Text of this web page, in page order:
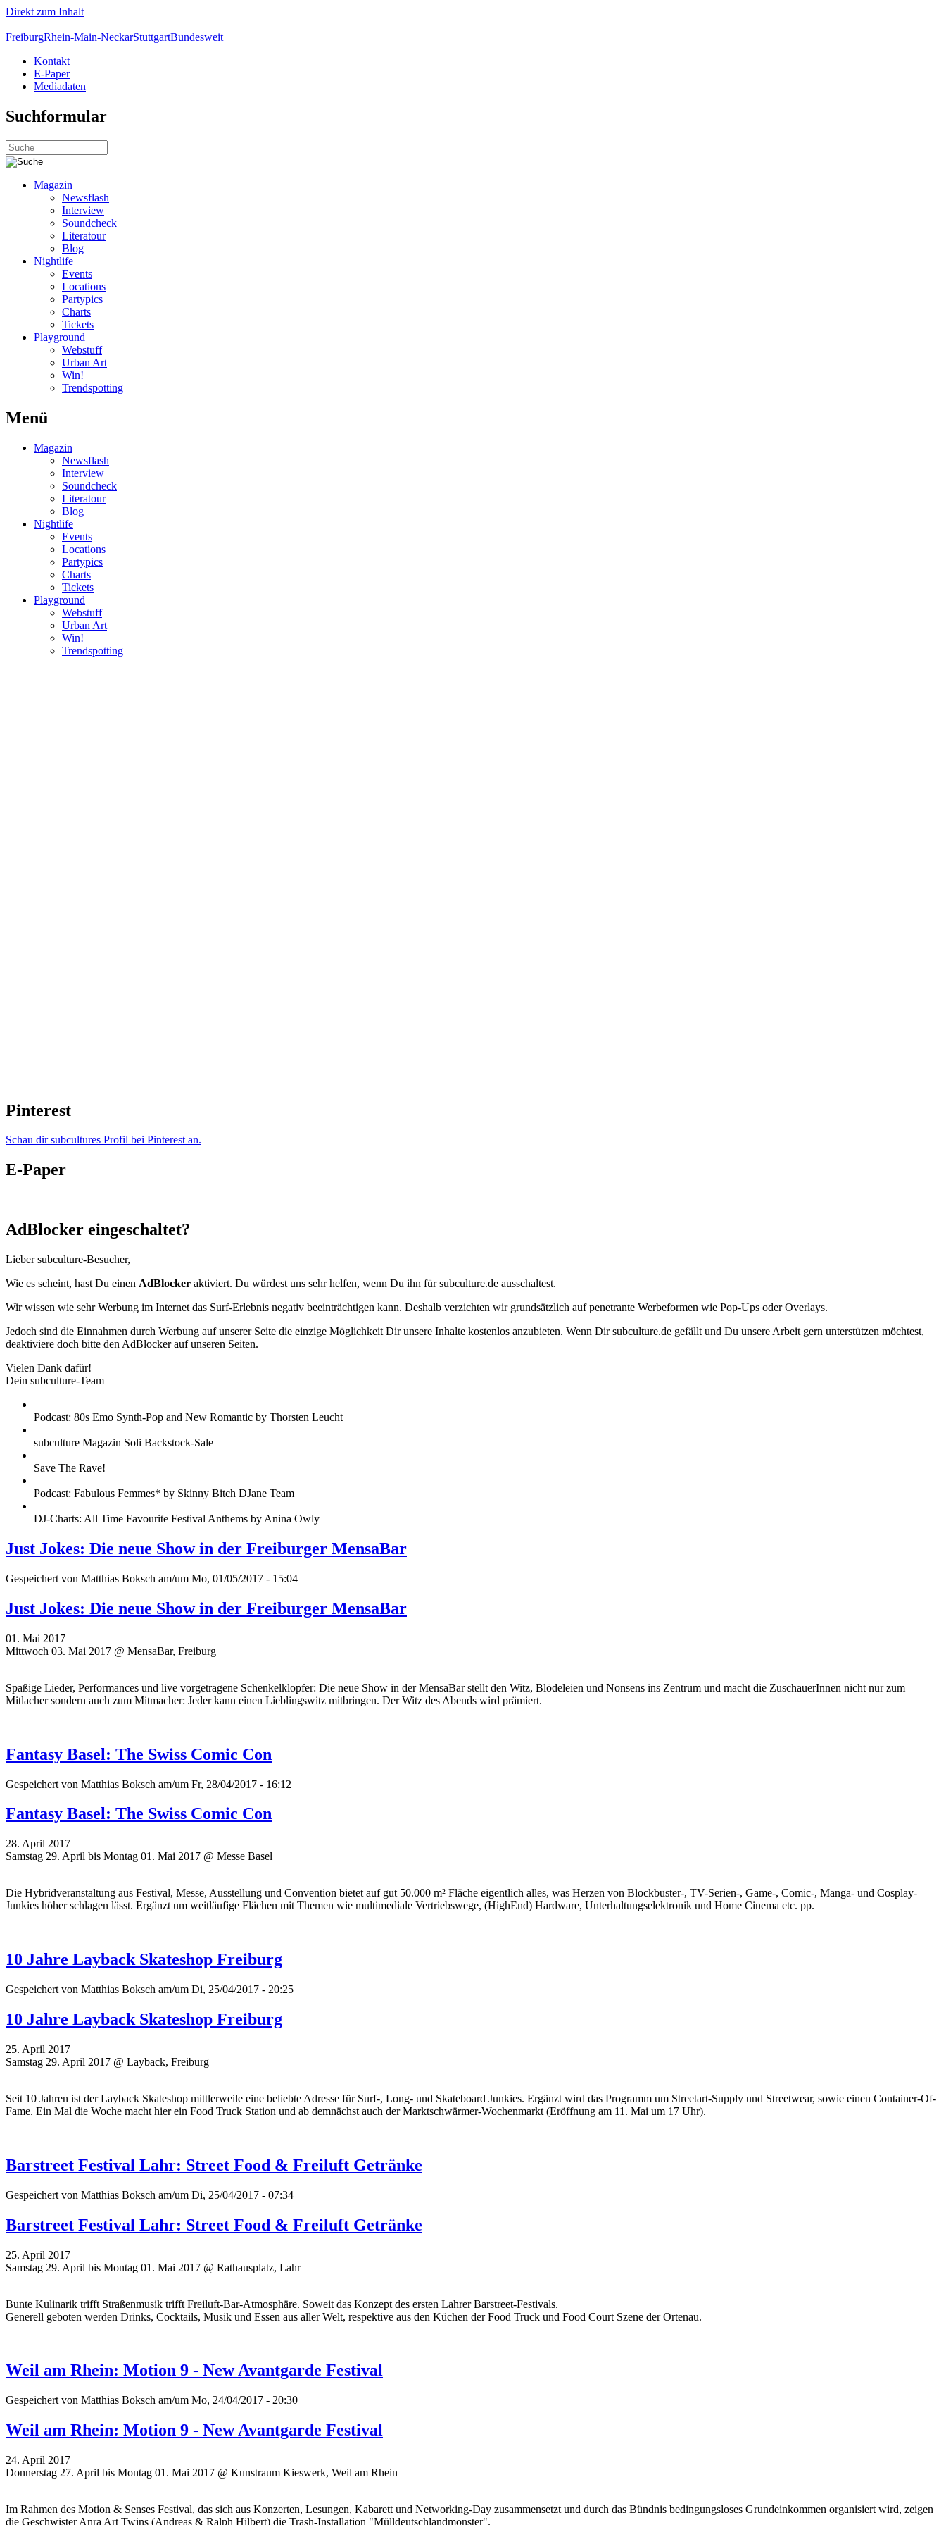
Direkt zum Inhalt
FreiburgRhein-Main-NeckarStuttgartBundesweit
Kontakt
E-Paper
Mediadaten
Suchformular
Magazin
Newsflash
Interview
Soundcheck
Literatour
Blog
Nightlife
Events
Locations
Partypics
Charts
Tickets
Playground
Webstuff
Urban Art
Win!
Trendspotting
Menü
Magazin
Newsflash
Interview
Soundcheck
Literatour
Blog
Nightlife
Events
Locations
Partypics
Charts
Tickets
Playground
Webstuff
Urban Art
Win!
Trendspotting
Pinterest
Schau dir subcultures Profil bei Pinterest an.
E-Paper
AdBlocker eingeschaltet?
Lieber subculture-Besucher,
Wie es scheint, hast Du einen AdBlocker aktiviert. Du würdest uns sehr helfen, wenn Du ihn für subculture.de ausschaltest.
Wir wissen wie sehr Werbung im Internet das Surf-Erlebnis negativ beeinträchtigen kann. Deshalb verzichten wir grundsätzlich auf penetrante Werbeformen wie Pop-Ups oder Overlays.
Jedoch sind die Einnahmen durch Werbung auf unserer Seite die einzige Möglichkeit Dir unsere Inhalte kostenlos anzubieten. Wenn Dir subculture.de gefällt und Du unsere Arbeit gern unterstützen möchtest,
deaktiviere doch bitte den AdBlocker auf unseren Seiten.
Vielen Dank dafür!
Dein subculture-Team
Podcast: 80s Emo Synth-Pop and New Romantic by Thorsten Leucht
subculture Magazin Soli Backstock-Sale
Save The Rave!
Podcast: Fabulous Femmes* by Skinny Bitch DJane Team
DJ-Charts: All Time Favourite Festival Anthems by Anina Owly
Just Jokes: Die neue Show in der Freiburger MensaBar
Gespeichert von Matthias Boksch am/um Mo, 01/05/2017 - 15:04
Just Jokes: Die neue Show in der Freiburger MensaBar
01. Mai 2017
Mittwoch 03. Mai 2017 @ MensaBar, Freiburg
Spaßige Lieder, Performances und live vorgetragene Schenkelklopfer: Die neue Show in der MensaBar stellt den Witz, Blödeleien und Nonsens ins Zentrum und macht die ZuschauerInnen nicht nur zum
Mitlacher sondern auch zum Mitmacher: Jeder kann einen Lieblingswitz mitbringen. Der Witz des Abends wird prämiert.
Fantasy Basel: The Swiss Comic Con
Gespeichert von Matthias Boksch am/um Fr, 28/04/2017 - 16:12
Fantasy Basel: The Swiss Comic Con
28. April 2017
Samstag 29. April bis Montag 01. Mai 2017 @ Messe Basel
Die Hybridveranstaltung aus Festival, Messe, Ausstellung und Convention bietet auf gut 50.000 m² Fläche eigentlich alles, was Herzen von Blockbuster-, TV-Serien-, Game-, Comic-, Manga- und Cosplay-
Junkies höher schlagen lässt. Ergänzt um weitläufige Flächen mit Themen wie multimediale Vertriebswege, (HighEnd) Hardware, Unterhaltungselektronik und Home Cinema etc. pp.
10 Jahre Layback Skateshop Freiburg
Gespeichert von Matthias Boksch am/um Di, 25/04/2017 - 20:25
10 Jahre Layback Skateshop Freiburg
25. April 2017
Samstag 29. April 2017 @ Layback, Freiburg
Seit 10 Jahren ist der Layback Skateshop mittlerweile eine beliebte Adresse für Surf-, Long- und Skateboard Junkies. Ergänzt wird das Programm um Streetart-Supply und Streetwear, sowie einen Container-Of-
Fame. Ein Mal die Woche macht hier ein Food Truck Station und ab demnächst auch der Marktschwärmer-Wochenmarkt (Eröffnung am 11. Mai um 17 Uhr).
Barstreet Festival Lahr: Street Food & Freiluft Getränke
Gespeichert von Matthias Boksch am/um Di, 25/04/2017 - 07:34
Barstreet Festival Lahr: Street Food & Freiluft Getränke
25. April 2017
Samstag 29. April bis Montag 01. Mai 2017 @ Rathausplatz, Lahr
Bunte Kulinarik trifft Straßenmusik trifft Freiluft-Bar-Atmosphäre. Soweit das Konzept des ersten Lahrer Barstreet-Festivals.
Generell geboten werden Drinks, Cocktails, Musik und Essen aus aller Welt, respektive aus den Küchen der Food Truck und Food Court Szene der Ortenau.
Weil am Rhein: Motion 9 - New Avantgarde Festival
Gespeichert von Matthias Boksch am/um Mo, 24/04/2017 - 20:30
Weil am Rhein: Motion 9 - New Avantgarde Festival
24. April 2017
Donnerstag 27. April bis Montag 01. Mai 2017 @ Kunstraum Kieswerk, Weil am Rhein
Im Rahmen des Motion & Senses Festival, das sich aus Konzerten, Lesungen, Kabarett und Networking-Day zusammensetzt und durch das Bündnis bedingungsloses Grundeinkommen organisiert wird, zeigen
die Geschwister Anra Art Twins (Andreas & Ralph Hilbert) die Trash-Installation "Mülldeutschlandmonster".